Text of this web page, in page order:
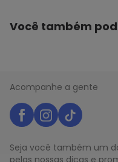
50.101.900/0014-1
a seco profissional,
Tecido: SARJA
Composição: PRINCIPAL :
Histórico de preços
Você também
Acompanhe a gente
Seja você também um